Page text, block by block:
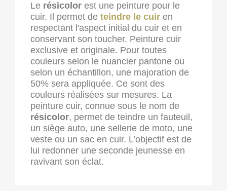
Le résicolor est une peinture pour le
cuir. Il permet de teindre le cuir en
respectant l'aspect initial du cuir et en
conservant son toucher. Peinture cuir
exclusive et originale. Pour toutes
couleurs selon le nuancier pantone ou
selon un échantillon, une majoration de
50% sera appliquée. Ce sont des
couleurs réalisées sur mesures. La
peinture cuir, connue sous le nom de
résicolor, permet de teindre un fauteuil,
un siège auto, une sellerie de moto, une
veste ou un sac en cuir. L’objectif est de
lui redonner une seconde jeunesse en
ravivant son éclat.